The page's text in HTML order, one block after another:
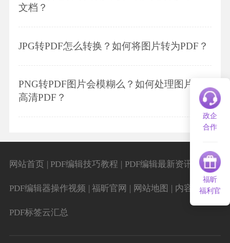
文档？
JPG转PDF怎么转换？如何将图片转为PDF？
PNG转PDF图片会模糊么？如何处理图片转
高清PDF？
政企
合作
福昕
福利官
网站首页 | PDF编辑技巧教程 | PDF编辑最新资讯
PDF编辑器操作视频 | 福昕官网 | 网站地图 | 内容导航 |
PDF标签云汇总